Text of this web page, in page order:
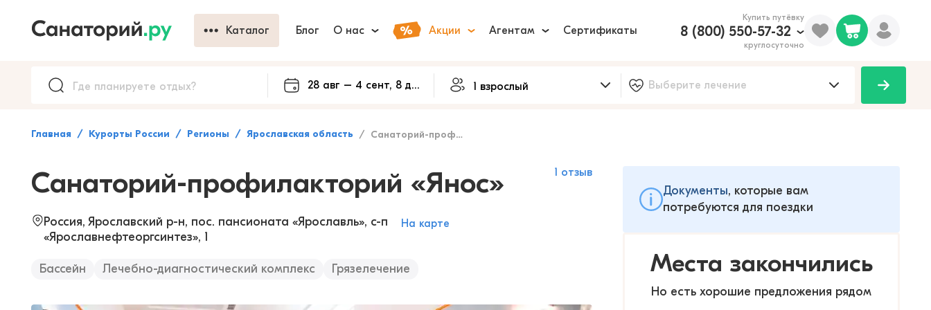
Каталог Блог О нас Акции Агентам Сертификаты
Купить путёвку
8 (800) 550-57-32
круглосуточно
Главная Курорты России Регионы Ярославская область Санаторий-профилакторий «Янос»
Санаторий-профилакторий «Янос»
Россия, Ярославский р-н, пос. пансионата «Ярославль», с-п
«Ярославнефтеоргсинтез», 1
На карте
Бассейн Лечебно-диагностический комплекс Грязелечение
1 отзыв
Документы, которые вам
потребуются для поездки
Места закончились
Но есть хорошие предложения рядом